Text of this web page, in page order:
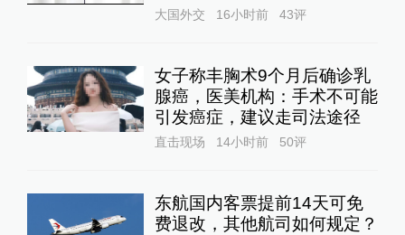
大国外交 16小时前 43评
女子称丰胸术9个月后确诊乳
腺癌，医美机构：手术不可能
引发癌症，建议走司法途径
直击现场 14小时前 50评
东航国内客票提前14天可免
费退改，其他航司如何规定？